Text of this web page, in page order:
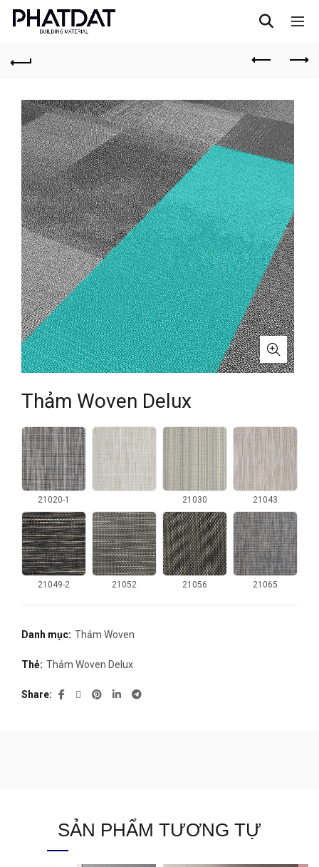
Thảm Woven Delux
21020-1 21030 21043
21049-2 21052 21056 21065
Danh mục: Thảm Woven
Thẻ: Thảm Woven Delux
Share
SẢN PHẨM TƯƠNG TỰ